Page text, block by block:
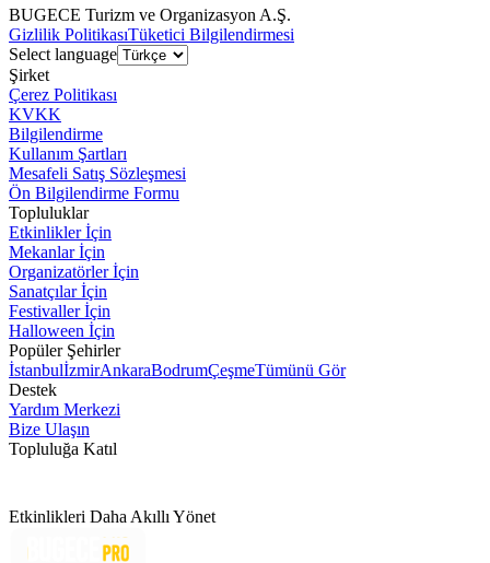
BUGECE Turizm ve Organizasyon A.Ş.
Gizlilik PolitikasıTüketici Bilgilendirmesi
Select language
Şirket
Çerez Politikası
KVKK
Bilgilendirme
Kullanım Şartları
Mesafeli Satış Sözleşmesi
Ön Bilgilendirme Formu
Topluluklar
Etkinlikler İçin
Mekanlar İçin
Organizatörler İçin
Sanatçılar İçin
Festivaller İçin
Halloween İçin
Popüler Şehirler
İstanbulİzmirAnkaraBodrumÇeşmeTümünü Gör
Destek
Yardım Merkezi
Bize Ulaşın
Topluluğa Katıl
Etkinlikleri Daha Akıllı Yönet